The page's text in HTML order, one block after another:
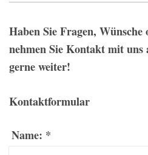
Haben Sie Fragen,
nehmen Sie Kontakt mit
gerne weiter!
Kontaktformular
Name: *